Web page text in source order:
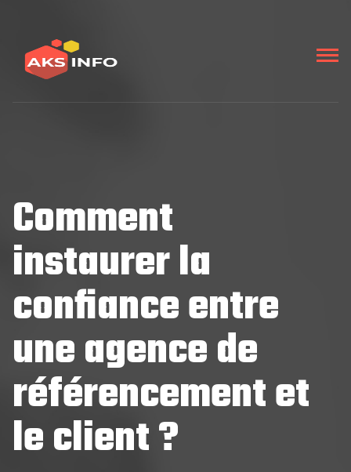
Comment
instaurer la
confiance entre
une agence de
référencement et
le client ?